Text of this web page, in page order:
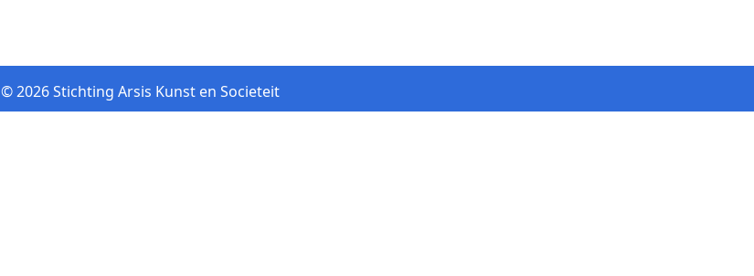
© 2026 Stichting Arsis Kunst en Societeit